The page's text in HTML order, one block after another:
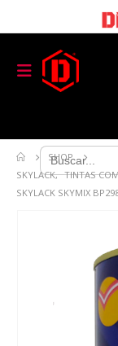
Search
for:
SHOP
SKYLACK, TINTAS
SKYLACK SKYMIX